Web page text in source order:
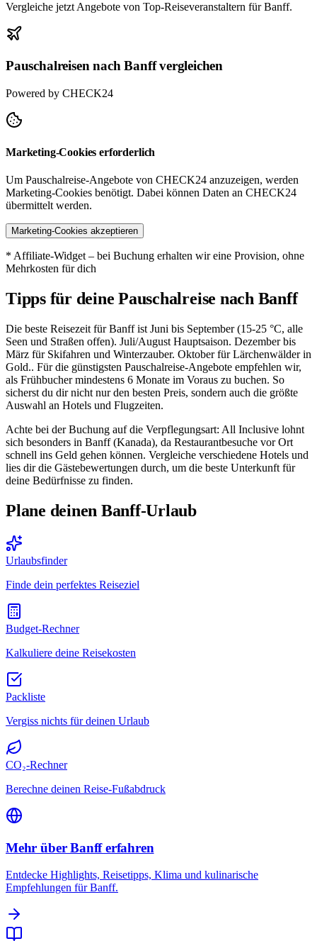
Vergleiche jetzt Angebote von Top-Reiseveranstaltern für Banff.
Pauschalreisen nach Banff vergleichen
Powered by CHECK24
Marketing-Cookies erforderlich
Um Pauschalreise-Angebote von CHECK24 anzuzeigen, werden
Marketing-Cookies benötigt. Dabei können Daten an CHECK24
übermittelt werden.
Marketing-Cookies akzeptieren
* Affiliate-Widget – bei Buchung erhalten wir eine Provision, ohne
Mehrkosten für dich
Tipps für deine Pauschalreise nach Banff
Die beste Reisezeit für Banff ist Juni bis September (15-25 °C, alle
Seen und Straßen offen). Juli/August Hauptsaison. Dezember bis
März für Skifahren und Winterzauber. Oktober für Lärchenwälder in
Gold.. Für die günstigsten Pauschalreise-Angebote empfehlen wir,
als Frühbucher mindestens 6 Monate im Voraus zu buchen. So
sicherst du dir nicht nur den besten Preis, sondern auch die größte
Auswahl an Hotels und Flugzeiten.
Achte bei der Buchung auf die Verpflegungsart: All Inclusive lohnt
sich besonders in Banff (Kanada), da Restaurantbesuche vor Ort
schnell ins Geld gehen können. Vergleiche verschiedene Hotels und
lies dir die Gästebewertungen durch, um die beste Unterkunft für
deine Bedürfnisse zu finden.
Plane deinen Banff-Urlaub
Urlaubsfinder
Finde dein perfektes Reiseziel
Budget-Rechner
Kalkuliere deine Reisekosten
Packliste
Vergiss nichts für deinen Urlaub
CO₂-Rechner
Berechne deinen Reise-Fußabdruck
Mehr über Banff erfahren
Entdecke Highlights, Reisetipps, Klima und kulinarische
Empfehlungen für Banff.